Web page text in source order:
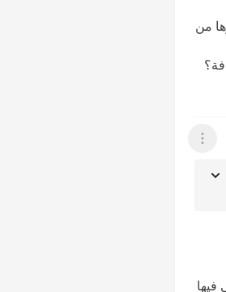
من
عرض القائمة
فيها